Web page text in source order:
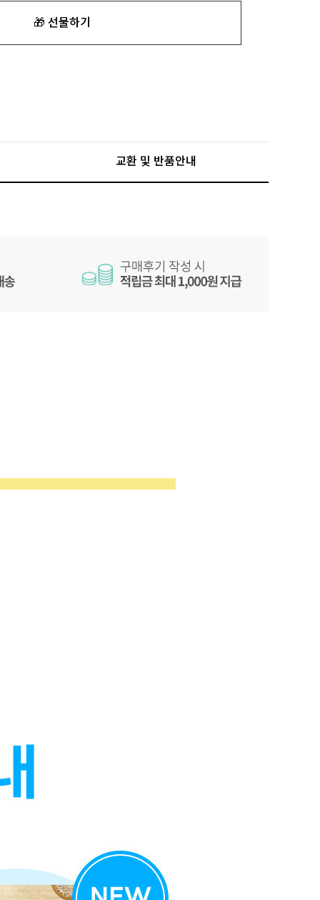
🎁 선물하기
교환 및 반품안내